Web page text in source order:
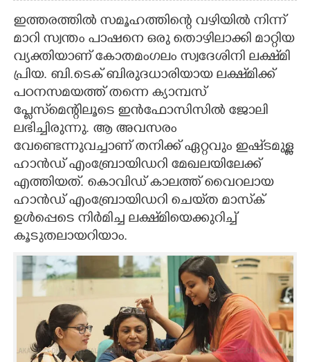
ഇത്തരത്തിൽ സമൂഹത്തിന്റെ വഴിയിൽ നിന്ന്
മാറി സ്വന്തം പാഷനെ ഒരു തൊഴിലാക്കി മാറ്റിയ
വ്യക്തിയാണ് കോതമംഗലം സ്വദേശിനി ലക്ഷ്‌മി
പ്രിയ. ബി.ടെക് ബിരുദധാരിയായ ലക്ഷ്‌‌മിക്ക്
പഠനസമയത്ത് തന്നെ ക്യാമ്പസ്
പ്ലേസ്‌മെന്റിലൂടെ ഇൻഫോസിസിൽ ജോലി
ലഭിച്ചിരുന്നു. ആ അവസരം
വേണ്ടെന്നുവച്ചാണ് തനിക്ക് ഏറ്റവും ഇഷ്‌ടമുള്ള
ഹാൻഡ് എംബ്രോയിഡറി മേഖലയിലേക്ക്
എത്തിയത്. കൊവിഡ് കാലത്ത് വൈറലായ
ഹാൻഡ്‌ എംബ്രോയിഡറി ചെയ്‌ത മാസ്‌ക്
ഉൾപ്പെടെ നിർമിച്ച ലക്ഷ്‌മിയെക്കുറിച്ച്
കൂടുതലായറിയാം.